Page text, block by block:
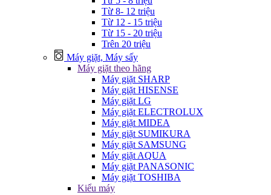
Từ 8- 12 triệu
Từ 12 - 15 triệu
Từ 15 - 20 triệu
Trên 20 triệu
Máy giặt, Máy sấy
Máy giặt theo hãng
Máy giặt SHARP
Máy giặt HISENSE
Máy giặt LG
Máy giặt ELECTROLUX
Máy giặt MIDEA
Máy giặt SUMIKURA
Máy giặt SAMSUNG
Máy giặt AQUA
Máy giặt PANASONIC
Máy giặt TOSHIBA
Kiểu máy